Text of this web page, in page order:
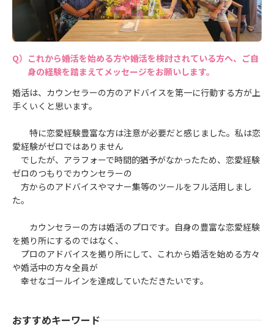
これから婚活を始める方や婚活を検討されている方へ、ご自
身の経験を踏まえてメッセージをお願いします。
婚活は、カウンセラーの方のアドバイスを第一に行動する方が上
手くいくと思います。
特に恋愛経験豊富な方は注意が必要だと感じました。私は恋
愛経験がゼロではありません
でしたが、アラフォーで時間的猶予がなかったため、恋愛経験
ゼロのつもりでカウンセラーの
方からのアドバイスやマナー集等のツールをフル活用しまし
た。
カウンセラーの方は婚活のプロです。自身の豊富な恋愛経験
を拠り所にするのではなく、
プロのアドバイスを拠り所にして、これから婚活を始める方々
や婚活中の方々全員が
幸せなゴールインを達成していただきたいです。
おすすめキーワード